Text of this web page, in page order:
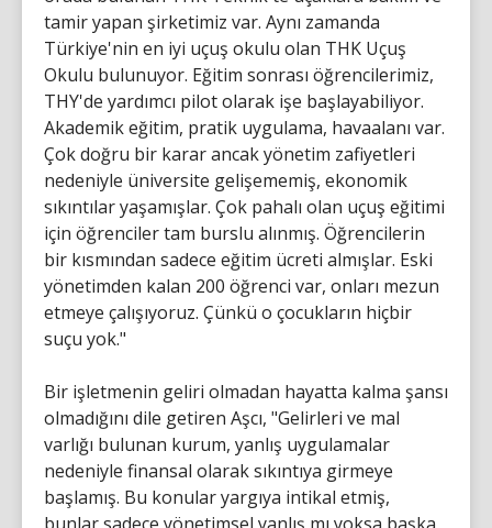
tamir yapan şirketimiz var. Aynı zamanda
Türkiye'nin en iyi uçuş okulu olan THK Uçuş
Okulu bulunuyor. Eğitim sonrası öğrencilerimiz,
THY'de yardımcı pilot olarak işe başlayabiliyor.
Akademik eğitim, pratik uygulama, havaalanı var.
Çok doğru bir karar ancak yönetim zafiyetleri
nedeniyle üniversite gelişememiş, ekonomik
sıkıntılar yaşamışlar. Çok pahalı olan uçuş eğitimi
için öğrenciler tam burslu alınmış. Öğrencilerin
bir kısmından sadece eğitim ücreti almışlar. Eski
yönetimden kalan 200 öğrenci var, onları mezun
etmeye çalışıyoruz. Çünkü o çocukların hiçbir
suçu yok."
Bir işletmenin geliri olmadan hayatta kalma şansı
olmadığını dile getiren Aşcı, "Gelirleri ve mal
varlığı bulunan kurum, yanlış uygulamalar
nedeniyle finansal olarak sıkıntıya girmeye
başlamış. Bu konular yargıya intikal etmiş,
bunlar sadece yönetimsel yanlış mı yoksa başka